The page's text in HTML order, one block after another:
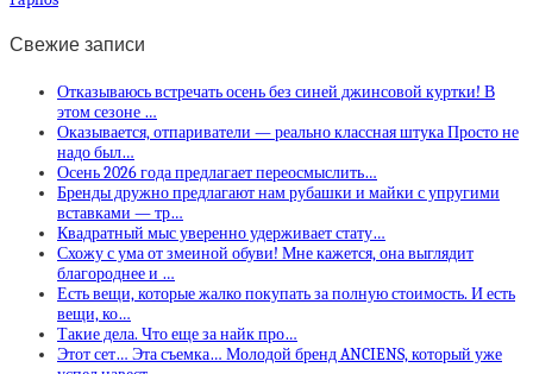
Свежие записи
Отказываюсь встречать осень без синей джинсовой куртки! В
этом сезоне …
Оказывается, отпариватели — реально классная штука Просто не
надо был…
Осень 2026 года предлагает переосмыслить…
Бренды дружно предлагают нам рубашки и майки с упругими
вставками — тр…
Квадратный мыс уверенно удерживает стату…
Схожу с ума от змеиной обуви! Мне кажется, она выглядит
благороднее и …
Есть вещи, которые жалко покупать за полную стоимость. И есть
вещи, ко…
Такие дела. Что еще за найк про…
Этот сет… Эта съемка… Молодой бренд ANCIENS, который уже